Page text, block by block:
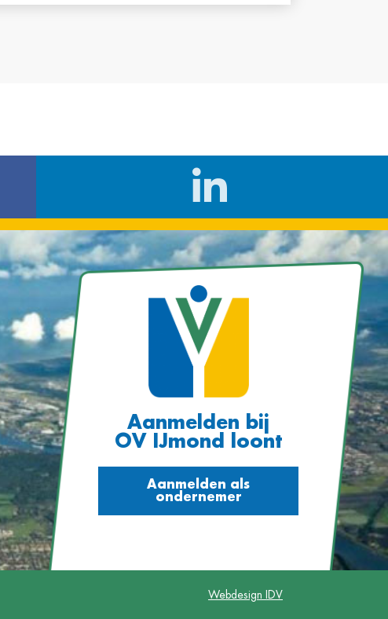
Aanmelden bij
OV IJmond loont
Aanmelden als
ondernemer
Webdesign IDV